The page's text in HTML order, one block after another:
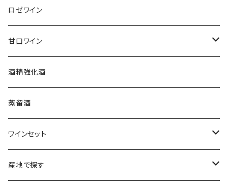
エティエンヌ・ルフェーヴル
クリスチャン・ゴセ
クロード・カザル
ジェローム・ルフェーヴル
シャルトーニュ・タイエ
シャルル・エドシック
アルザス
ブルゴーニュ
ロワール
ドイツ
オーストラリア
ニュージーランド
南アフリカ
チリ
スロヴァキア
フランス
アルザス
シュッド・ウエスト
スロヴァキア
オーストラリア
ニュージーランド
南アフリカ
チリ
ロゼワイン
甘口ワイン
フランス
ソーテルヌ
酒精強化酒
蒸留酒
ワインセット
福袋
産地で探す